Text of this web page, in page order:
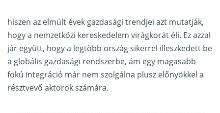
hiszen az elmúlt évek gazdasági trendjei azt mutatják,
hogy a nemzetközi kereskedelem virágkorát éli. Ez azzal
jár együtt, hogy a legtöbb ország sikerrel illeszkedett be
a globális gazdasági rendszerbe, ám egy magasabb
fokú integráció már nem szolgálna plusz előnyökkel a
résztvevő aktorok számára.